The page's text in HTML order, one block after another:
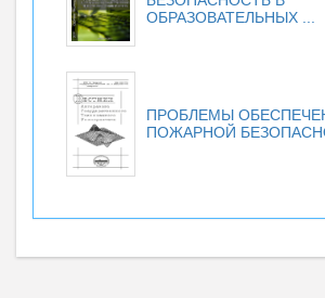
ОБРАЗОВАТЕЛЬНЫХ ...
ПРОБЛЕМЫ
ПОЖАРНОЙ